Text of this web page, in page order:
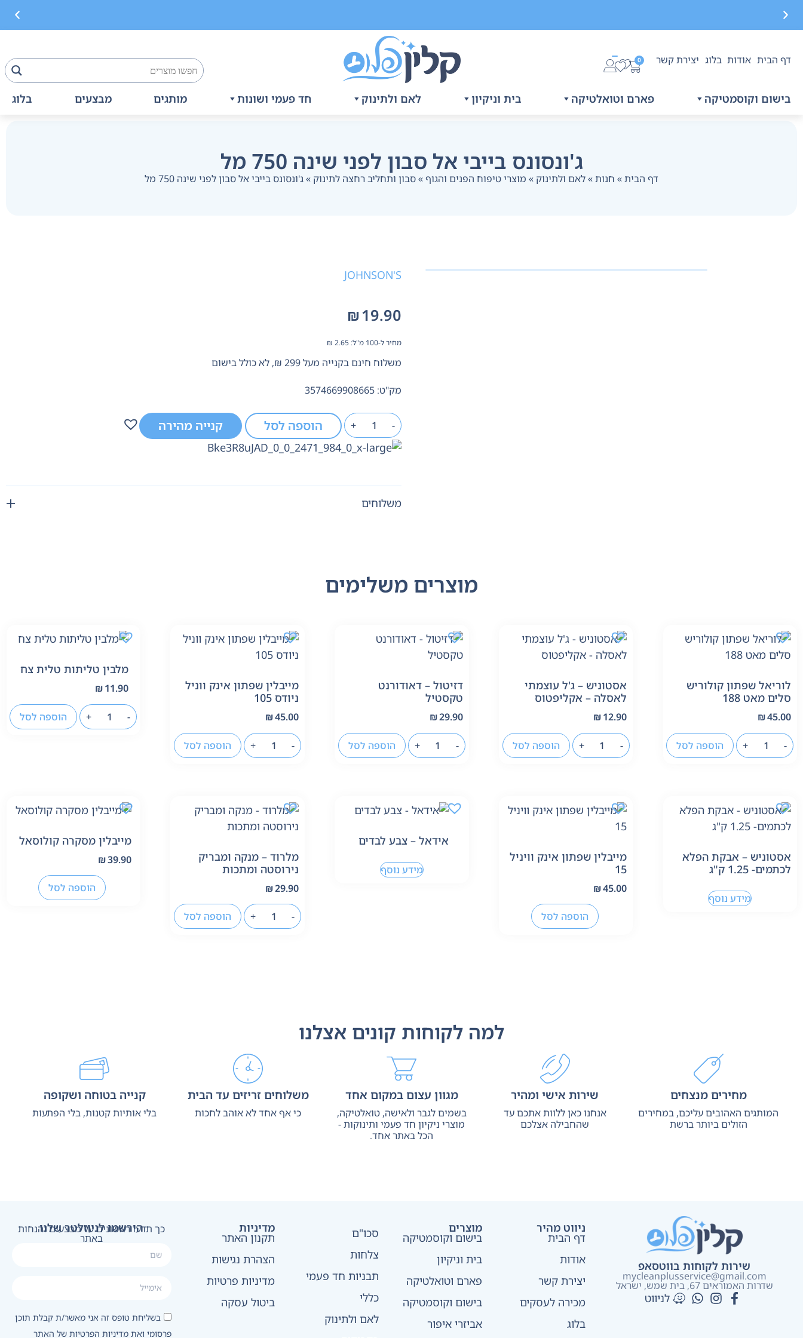
משלוח חינם בקנייה מעל 299 ₪, לא כולל בישוםדף הבית אודות בלוג יצירת קשר 0
בישום וקוסמטיקה פארם וטואלטיקה בית וניקיון לאם ולתינוק חד פעמי ושונות מותגים מבצעים בלוג
ג'ונסונס בייבי אל סבון לפני שינה 750 מל
דף הבית» חנות»לאם ולתינוק » מוצרי טיפוח הפנים והגוף»סבון ותחליב רחצה לתינוק »ג'ונסונס בייבי אל סבון לפני שינה 750 מל
JOHNSON'S
₪19.90
מחיר ל-100 מ"ל: ₪ 2.65
משלוח חינם בקנייה מעל 299 ₪, לא כולל בישום
מק"ט: 3574669908665
-
+ הוספה לסל קנייה מהירה
משלוחים
מוצרים משלימים
לוריאל שפתון קולוריש
סלים מאט 188
₪45.00
-
+ הוספה לסל
אסטוניש – ג'ל עוצמתי
לאסלה – אקליפטוס
₪12.90
-
+ הוספה לסל
דזיטול – דאודורנט
טקסטיל
₪29.90
-
+ הוספה לסל
מייבלין שפתון אינק ווניל
ניודס 105
₪45.00
-
+ הוספה לסל
מלבין טליתות טלית צח
₪11.90
-
+ הוספה לסל
אסטוניש – אבקת הפלא
לכתמים- 1.25 ק"ג
מידע נוסף
מייבלין שפתון אינק וויניל
15
₪45.00
הוספה לסל
אידאל – צבע לבדים
מידע נוסף
מלרוד – מנקה ומבריק
נירוסטה ומתכות
₪29.90
-
+ הוספה לסל
מייבלין מסקרה קולוסאל
₪39.90
הוספה לסל
למה לקוחות קונים אצלנו
מחירים מנצחים
המותגים האהובים עליכם, במחירים
הזולים ביותר ברשת
שירות אישי ומהיר
אנחנו כאן ללוות אתכם עד
שהחבילה אצלכם
מגוון עצום במקום אחד
בשמים לגבר ולאישה, טואלטיקה,
מוצרי ניקיון חד פעמי ותינוקות -
הכל באתר אחד.
משלוחים זריזים עד הבית
כי אף אחד לא אוהב לחכות
קנייה בטוחה ושקופה
בלי אותיות קטנות, בלי הפתעות
שירות לקוחות בווטסאפ
mycleanplusservice@gmail.com
שדרות האמוראים 67, בית שמש​, ישראל
לניווט
ניווט מהיר
דף הבית
אודות
יצירת קשר
מכירה לעסקים
בלוג
מוצרים
בישום וקוסמטיקה
בית וניקיון
פארם וטואלטיקה
בישום וקוסמטיקה
אביזרי איפור
סכו"ם
צלחות
תבניות חד פעמי
כללי
לאם ולתינוק
מדיניות
תקנון האתר
הצהרת נגישות
מדיניות פרטיות
ביטול עסקה
הירשמו לניוזלטר שלנו
כך תדעו ראשונים על מבצעים והנחות
באתר
בשליחת טופס זה אני מאשר/ת קבלת תוכן
פרסומי ואת מדיניות הפרטיות של האתר